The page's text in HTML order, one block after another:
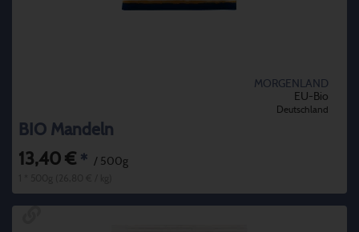
MORGENLAND
EU-Bio
Deutschland
BIO Mandeln
13,40 € * / 500g